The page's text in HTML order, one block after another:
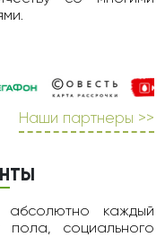
Наши партнеры >>
каждый
пола, социального